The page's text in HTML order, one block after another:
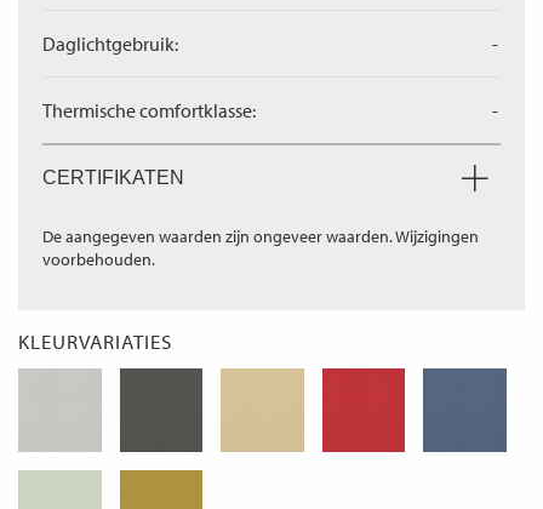
Daglichtgebruik: -
Thermische comfortklasse: -
CERTIFIKATEN
De aangegeven waarden zijn ongeveer waarden. Wijzigingen
voorbehouden.
KLEURVARIATIES